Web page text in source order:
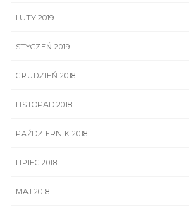
LUTY 2019
STYCZEŃ 2019
GRUDZIEŃ 2018
LISTOPAD 2018
PAŹDZIERNIK 2018
LIPIEC 2018
MAJ 2018